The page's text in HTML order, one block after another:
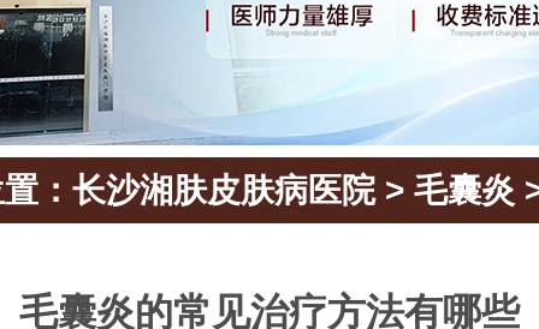
： 长沙湘肤皮肤病医院> 毛囊炎
毛囊炎的常见治疗方法有哪些